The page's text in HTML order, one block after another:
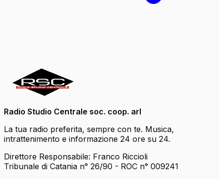
Radio Studio Centrale soc. coop. arl
La tua radio preferita, sempre con te. Musica,
intrattenimento e informazione 24 ore su 24.
Direttore Responsabile: Franco Riccioli
Tribunale di Catania n° 26/90 - ROC n° 009241